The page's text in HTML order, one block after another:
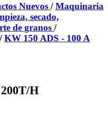
Nuevos /Maquinaria
secado,
de granos /
/KW 150 ADS - 100 A
H